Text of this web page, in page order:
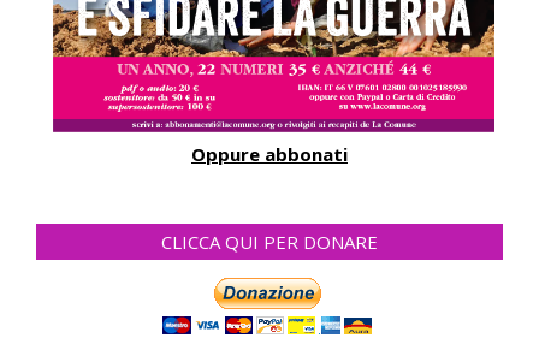
Oppure abbonati
CLICCA QUI PER DONARE